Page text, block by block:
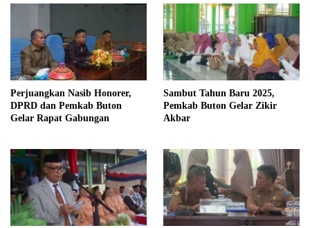
Perjuangkan Nasib Honorer,
DPRD dan Pemkab Buton
Gelar Rapat Gabungan
Sambut Tahun Baru 2025,
Pemkab Buton Gelar Zikir
Akbar